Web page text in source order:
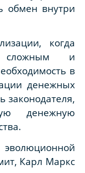
обмен внутри
когда
и
в
денежных
законодателя,
денежную
Карл Маркс